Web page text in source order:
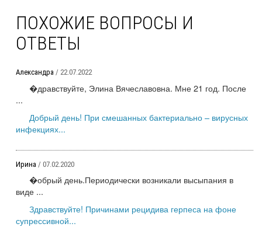
ПОХОЖИЕ ВОПРОСЫ И
ОТВЕТЫ
Александра / 22.07.2022
�дравствуйте, Элина Вячеславовна. Мне 21 год. После
...
Добрый день! При смешанных бактериально – вирусных
инфекциях...
Ирина / 07.02.2020
�обрый день.Периодически возникали высыпания в
виде ...
Здравствуйте! Причинами рецидива герпеса на фоне
супрессивной...